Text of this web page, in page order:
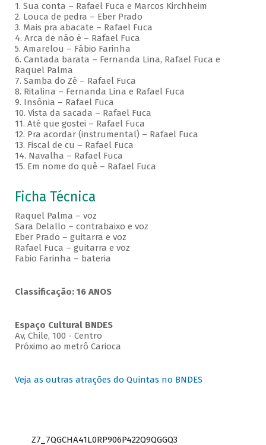
1. Sua conta – Rafael Fuca e Marcos Kirchheim
2. Louca de pedra – Eber Prado
3. Mais pra abacate – Rafael Fuca
4. Arca de não é – Rafael Fuca
5. Amarelou – Fábio Farinha
6. Cantada barata – Fernanda Lina, Rafael Fuca e
Raquel Palma
7. Samba do Zé – Rafael Fuca
8. Ritalina – Fernanda Lina e Rafael Fuca
9. Insônia – Rafael Fuca
10. Vista da sacada – Rafael Fuca
11. Até que gostei – Rafael Fuca
12. Pra acordar (instrumental) – Rafael Fuca
13. Fiscal de cu – Rafael Fuca
14. Navalha – Rafael Fuca
15. Em nome do quê – Rafael Fuca
Ficha Técnica
Raquel Palma – voz
Sara Delallo – contrabaixo e voz
Eber Prado – guitarra e voz
Rafael Fuca – guitarra e voz
Fabio Farinha – bateria
Classificação: 16 ANOS
Espaço Cultural BNDES
Av, Chile, 100 - Centro
Próximo ao metrô Carioca
Veja as outras atrações do Quintas no BNDES
Z7_7QGCHA41L0RP906P422Q9QGGQ3